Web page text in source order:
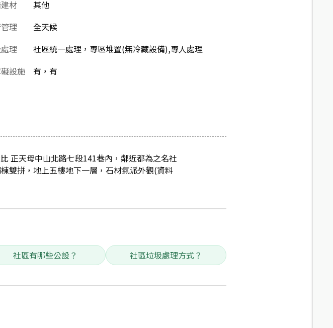
材
其他
理
全天候
理
社區統一處理，專區堆置(無冷藏設備),專人處理
設施
有，有
正天母中山北路七段141巷內，鄰近都為之名社
雙拼，地上五樓地下一層，石材氣派外觀(資料
社區有哪些公設？ 社區垃圾處理方式？